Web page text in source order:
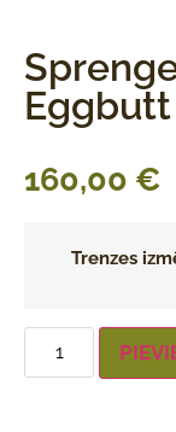
160,00 €
Trenzes